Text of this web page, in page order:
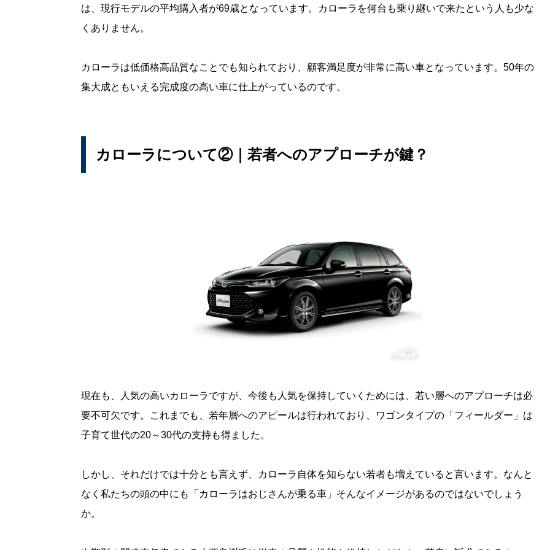
は、現行モデルの平均購入者が69歳となっています。カローラを何台も乗り継いで来たという人も少な
くありません。
カローラは低価格高品質なことでも知られており、顧客満足度が非常に高い車となっています。50年の
集大成ともいえる完成度の高い車に仕上がっているのです。
カローラについて②｜若者へのアプローチが鍵？
現在も、人気の高いカローラですが、今後も人気を保持していくためには、若い層へのアプローチは必
要不可欠です。これまでも、若年層へのアピールは行われており、ワゴンタイプの「フィールダー」は
子育て世代の20～30代の支持も得ました。
しかし、それだけでは十分とも言えず、カローラ自体を知らない若者も増えていると言います。なんと
なく私たちの頭の中にも「カローラはおじさんが乗る車」そんなイメージがあるのではないでしょう
か。